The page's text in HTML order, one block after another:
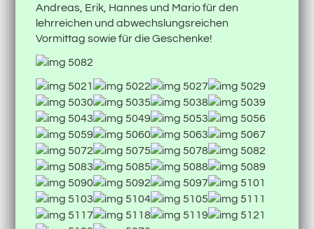
Andreas, Erik, Hannes und Mario für den
lehrreichen und abwechslungsreichen
Vormittag sowie für die Geschenke!